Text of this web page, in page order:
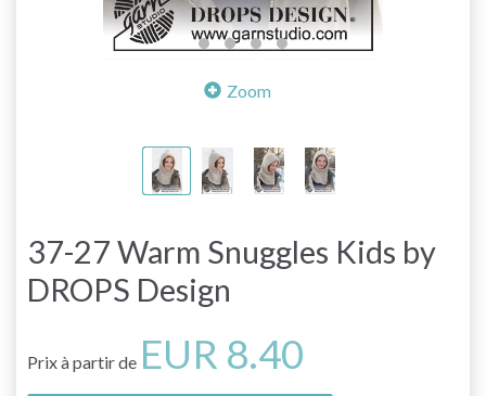
Zoom
37-27 Warm Snuggles Kids by
DROPS Design
Prix à partir de EUR 8.40